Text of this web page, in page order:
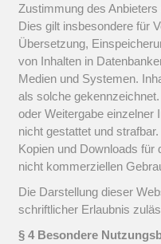
Zustimmung des
Dies gilt insbesondere für
Übersetzung,
von Inhalten in
Medien und Systemen.
als solche
oder Weitergabe einzelner
nicht gestattet und
Kopien und Downloads für
nicht kommerziellen
Die Darstellung dieser
schriftlicher Erlaubnis
§ 4 Besondere